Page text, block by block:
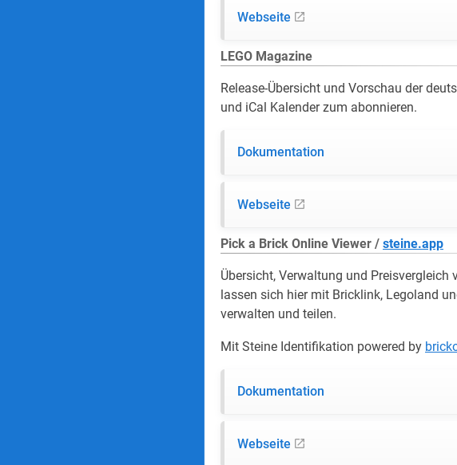
Webseite
LEGO Magazine
Release-Übersicht und Vorschau der
und iCal Kalender zum abonnieren.
Dokumentation
Webseite
Pick a Brick Online Viewer / steine.app
Übersicht, Verwaltung und Preisvergleich
lassen sich hier mit Bricklink, Legoland
verwalten und teilen.
Mit Steine Identifikation powered by
Dokumentation
Webseite